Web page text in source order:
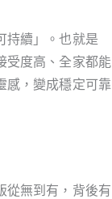
持續」。也就是
受度高、全家都能
感，變成穩定可靠
從無到有，背後有